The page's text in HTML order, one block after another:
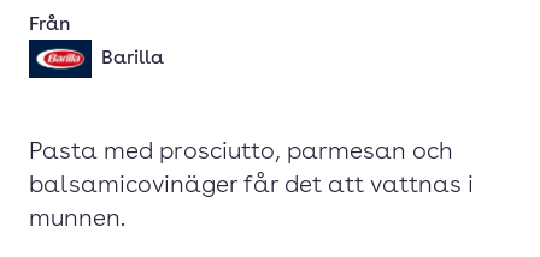
Från
Barilla
Pasta med prosciutto, parmesan och
balsamicovinäger får det att vattnas i
munnen.